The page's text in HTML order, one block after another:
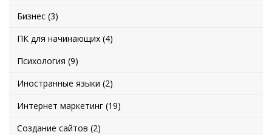
Бизнес (3)
ПК для начинающих (4)
Психология (9)
Иностранные языки (2)
Интернет маркетинг (19)
Создание сайтов (2)